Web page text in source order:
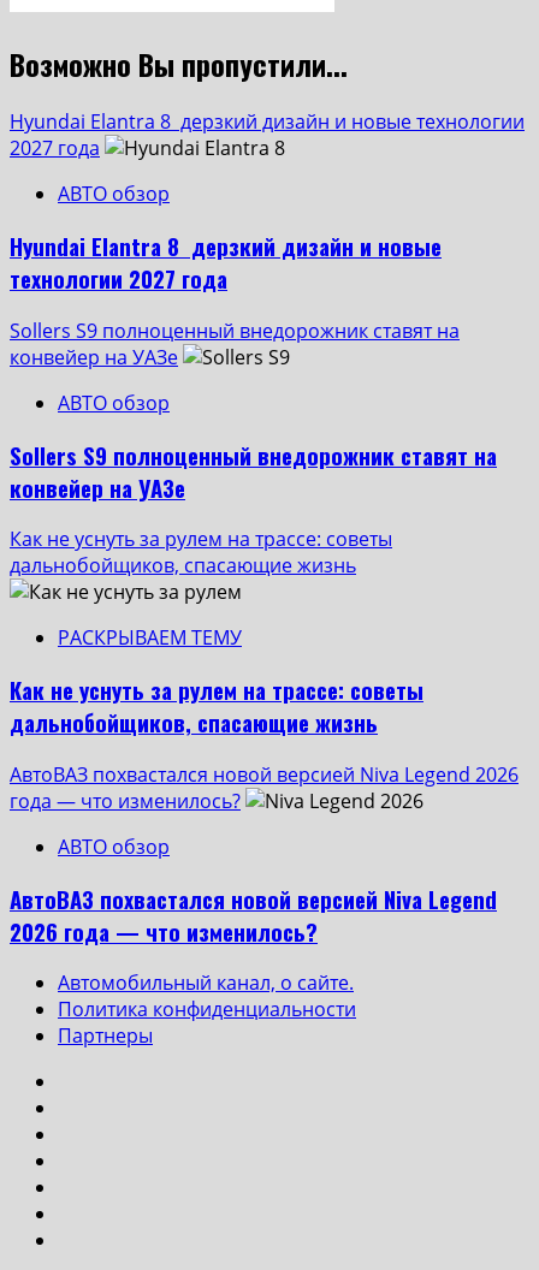
Возможно Вы пропустили...
Hyundai Elantra 8 дерзкий дизайн и новые технологии
2027 года
АВТО обзор
Hyundai Elantra 8 дерзкий дизайн и новые
технологии 2027 года
Sollers S9 полноценный внедорожник ставят на
конвейер на УАЗе
АВТО обзор
Sollers S9 полноценный внедорожник ставят на
конвейер на УАЗе
Как не уснуть за рулем на трассе: советы
дальнобойщиков, спасающие жизнь
РАСКРЫВАЕМ ТЕМУ
Как не уснуть за рулем на трассе: советы
дальнобойщиков, спасающие жизнь
АвтоВАЗ похвастался новой версией Niva Legend 2026
года — что изменилось?
АВТО обзор
АвтоВАЗ похвастался новой версией Niva Legend
2026 года — что изменилось?
Автомобильный канал, о сайте.
Политика конфиденциальности
Партнеры